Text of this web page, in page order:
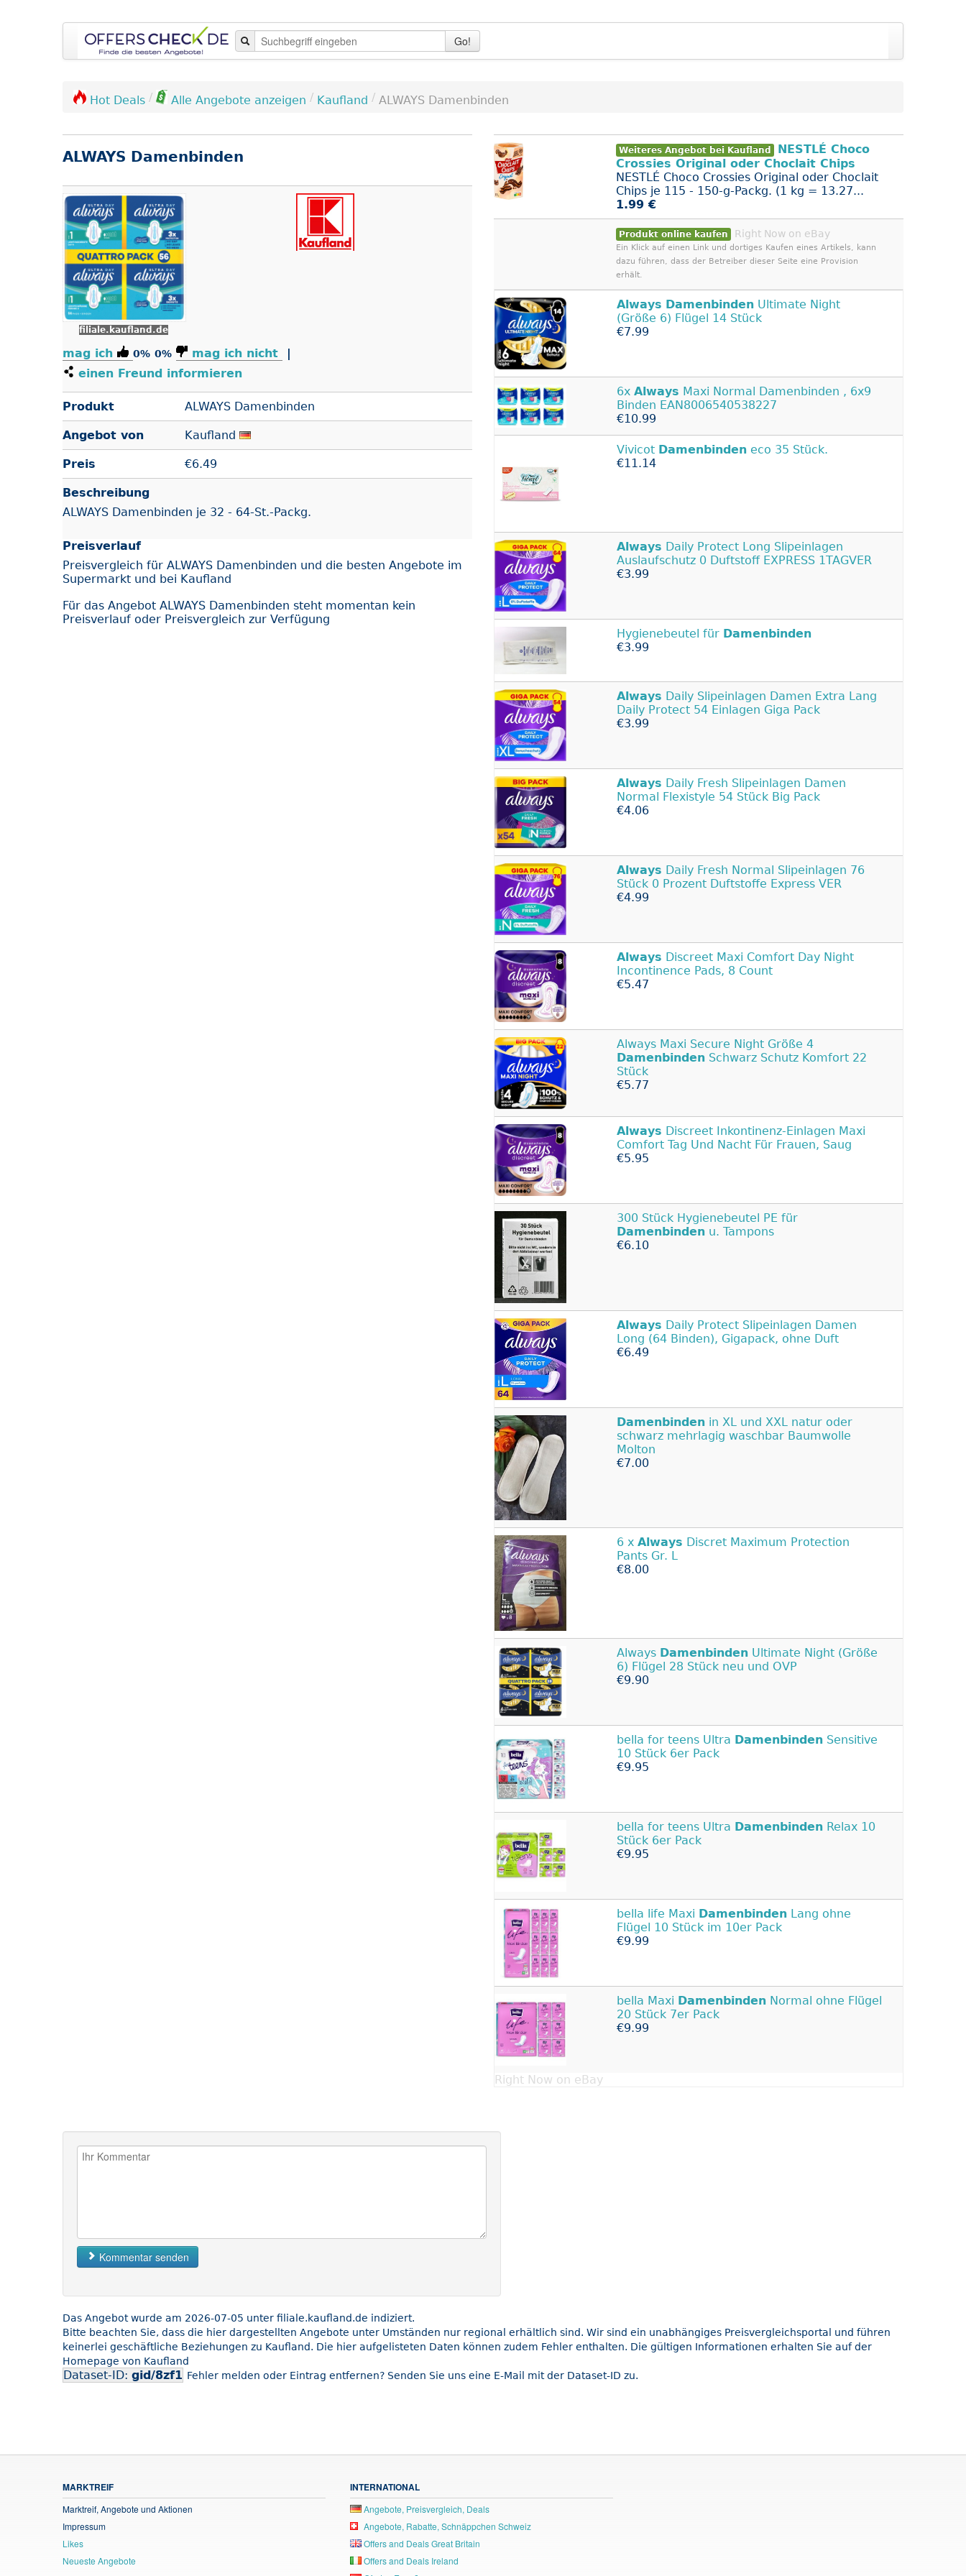
Go!
Hot Deals / Alle Angebote anzeigen / Kaufland / ALWAYS Damenbinden
ALWAYS Damenbinden
filiale.kaufland.de
mag ich 0% 0% mag ich nicht
|
einen Freund informieren
Produkt ALWAYS Damenbinden
Angebot von Kaufland
Preis €6.49
Beschreibung
ALWAYS Damenbinden je 32 - 64-St.-Packg.
Preisverlauf
Preisvergleich für ALWAYS Damenbinden und die besten Angebote im
Supermarkt und bei Kaufland
Für das Angebot ALWAYS Damenbinden steht momentan kein
Preisverlauf oder Preisvergleich zur Verfügung
Weiteres Angebot bei Kaufland
NESTLÉ Choco
Crossies Original oder Choclait Chips
NESTLÉ Choco Crossies Original oder Choclait
Chips je 115 - 150-g-Packg. (1 kg = 13.27...
1.99 €
Produkt online kaufen Right Now on eBay
Ein Klick auf einen Link und dortiges Kaufen eines Artikels, kann
dazu führen, dass der Betreiber dieser Seite eine Provision
erhält.
Always Damenbinden Ultimate Night
(Größe 6) Flügel 14 Stück
€7.99
6x Always Maxi Normal Damenbinden , 6x9
Binden EAN8006540538227
€10.99
Vivicot Damenbinden eco 35 Stück.
€11.14
Always Daily Protect Long Slipeinlagen
Auslaufschutz 0 Duftstoff EXPRESS 1TAGVER
€3.99
Hygienebeutel für Damenbinden
€3.99
Always Daily Slipeinlagen Damen Extra Lang
Daily Protect 54 Einlagen Giga Pack
€3.99
Always Daily Fresh Slipeinlagen Damen
Normal Flexistyle 54 Stück Big Pack
€4.06
Always Daily Fresh Normal Slipeinlagen 76
Stück 0 Prozent Duftstoffe Express VER
€4.99
Always Discreet Maxi Comfort Day Night
Incontinence Pads, 8 Count
€5.47
Always Maxi Secure Night Größe 4
Damenbinden Schwarz Schutz Komfort 22
Stück
€5.77
Always Discreet Inkontinenz-Einlagen Maxi
Comfort Tag Und Nacht Für Frauen, Saug
€5.95
300 Stück Hygienebeutel PE für
Damenbinden u. Tampons
€6.10
Always Daily Protect Slipeinlagen Damen
Long (64 Binden), Gigapack, ohne Duft
€6.49
Damenbinden in XL und XXL natur oder
schwarz mehrlagig waschbar Baumwolle
Molton
€7.00
6 x Always Discret Maximum Protection
Pants Gr. L
€8.00
Always Damenbinden Ultimate Night (Größe
6) Flügel 28 Stück neu und OVP
€9.90
bella for teens Ultra Damenbinden Sensitive
10 Stück 6er Pack
€9.95
bella for teens Ultra Damenbinden Relax 10
Stück 6er Pack
€9.95
bella life Maxi Damenbinden Lang ohne
Flügel 10 Stück im 10er Pack
€9.99
bella Maxi Damenbinden Normal ohne Flügel
20 Stück 7er Pack
€9.99
Right Now on eBay
Kommentar senden
Das Angebot wurde am 2026-07-05 unter filiale.kaufland.de indiziert.
Bitte beachten Sie, dass die hier dargestellten Angebote unter Umständen nur regional erhältlich sind. Wir sind ein unabhängiges Preisvergleichsportal und führen
keinerlei geschäftliche Beziehungen zu Kaufland. Die hier aufgelisteten Daten können zudem Fehler enthalten. Die gültigen Informationen erhalten Sie auf der
Homepage von Kaufland
Dataset-ID: gid/8zf1 Fehler melden oder Eintrag entfernen? Senden Sie uns eine E-Mail mit der Dataset-ID zu.
MARKTREIF
Marktreif, Angebote und Aktionen
Impressum
Likes
Neueste Angebote
INTERNATIONAL
Angebote, Preisvergleich, Deals
Angebote, Rabatte, Schnäppchen Schweiz
Offers and Deals Great Britain
Offers and Deals Ireland